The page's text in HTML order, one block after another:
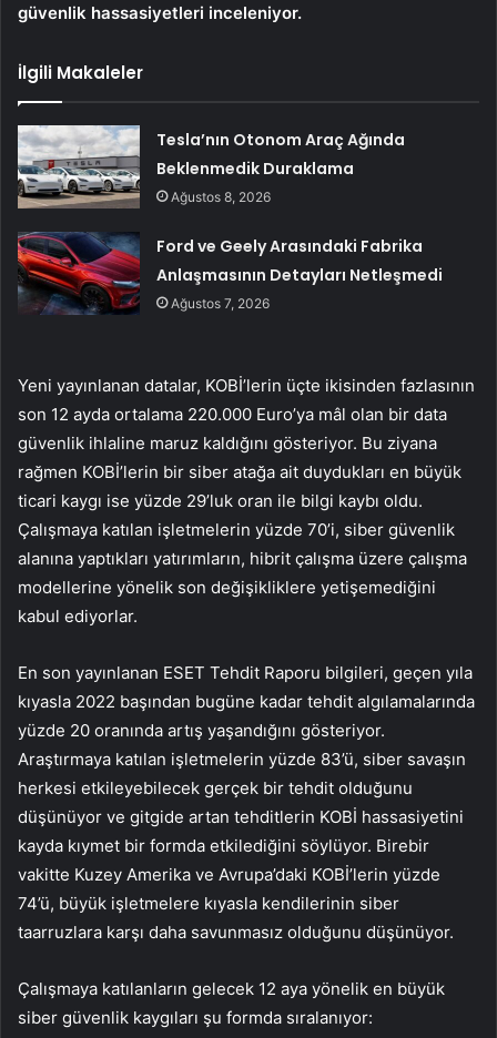
güvenlik hassasiyetleri inceleniyor.
İlgili Makaleler
Tesla’nın Otonom Araç Ağında
Beklenmedik Duraklama
Ağustos 8, 2026
Ford ve Geely Arasındaki Fabrika
Anlaşmasının Detayları Netleşmedi
Ağustos 7, 2026
Yeni yayınlanan datalar, KOBİ’lerin üçte ikisinden fazlasının
son 12 ayda ortalama 220.000 Euro’ya mâl olan bir data
güvenlik ihlaline maruz kaldığını gösteriyor. Bu ziyana
rağmen KOBİ’lerin bir siber atağa ait duydukları en büyük
ticari kaygı ise yüzde 29’luk oran ile bilgi kaybı oldu.
Çalışmaya katılan işletmelerin yüzde 70’i, siber güvenlik
alanına yaptıkları yatırımların, hibrit çalışma üzere çalışma
modellerine yönelik son değişikliklere yetişemediğini
kabul ediyorlar.
En son yayınlanan ESET Tehdit Raporu bilgileri, geçen yıla
kıyasla 2022 başından bugüne kadar tehdit algılamalarında
yüzde 20 oranında artış yaşandığını gösteriyor.
Araştırmaya katılan işletmelerin yüzde 83’ü, siber savaşın
herkesi etkileyebilecek gerçek bir tehdit olduğunu
düşünüyor ve gitgide artan tehditlerin KOBİ hassasiyetini
kayda kıymet bir formda etkilediğini söylüyor. Birebir
vakitte Kuzey Amerika ve Avrupa’daki KOBİ’lerin yüzde
74’ü, büyük işletmelere kıyasla kendilerinin siber
taarruzlara karşı daha savunmasız olduğunu düşünüyor.
Çalışmaya katılanların gelecek 12 aya yönelik en büyük
siber güvenlik kaygıları şu formda sıralanıyor: